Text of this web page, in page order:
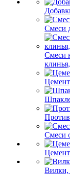
Смеси
Смеси
Смеси
Вилки,